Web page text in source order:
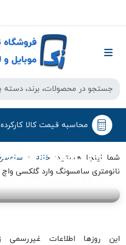
محاسبه قیمت کالا کارکرده
شما اینجا هستید: خانه -
نانومتری سامسونگ وارد گلکسی واچ ۷ می‌شود
سامسونگ واچ
اولین
وارد گلکسی واچ ۷ می‌شود
این روزها اطلاعات